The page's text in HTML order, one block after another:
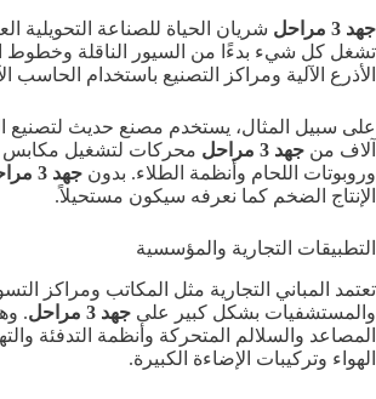
جهد 3 مراحل
شريان الحياة للصناعة التحويلية
تشغل كل شيء بدءًا من السيور الناقلة وخطوط
الأذرع الآلية ومراكز التصنيع باستخدام الحاسب
على سبيل المثال، يستخدم مصنع حديث لتصنيع
آلاف من جهد 3 مراحل
محركات لتشغيل مكابس
وروبوتات اللحام وأنظمة الطلاء. بدون جهد 3 مراحل
الإنتاج الضخم كما نعرفه سيكون مستحيلاً.
التطبيقات التجارية والمؤسسية
تعتمد المباني التجارية مثل المكاتب ومراكز
والمستشفيات بشكل كبير على جهد 3 مراحل
.
المصاعد والسلالم المتحركة وأنظمة التدفئة
الهواء وتركيبات الإضاءة الكبيرة.